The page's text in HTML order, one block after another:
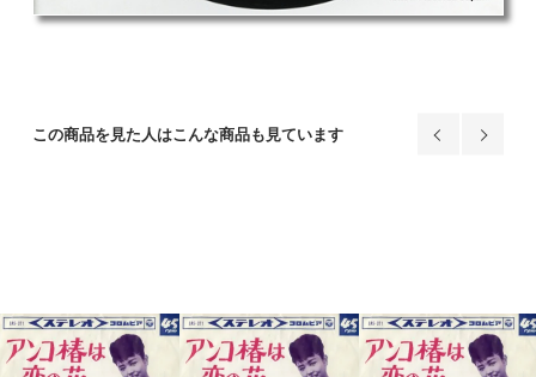
この商品を見た人はこんな商品も見ています